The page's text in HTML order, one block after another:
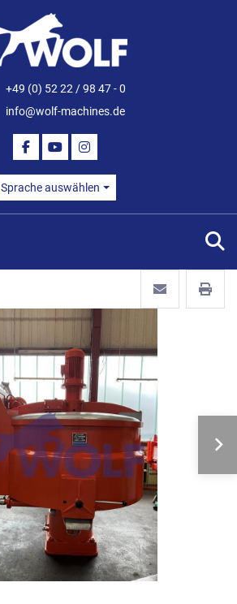
+49 (0) 52 22 / 98 47 - 0
info@wolf-machines.de
FACEBOOK
YOUTUBEINSTAGRAM
Sprache auswählen